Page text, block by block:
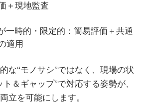
＋現地監査
一時的・限定的：簡易評価＋共通
適用
な“モノサシ”ではなく、現場の状
＆ギャップ”で対応する姿勢が、
立を可能にします。